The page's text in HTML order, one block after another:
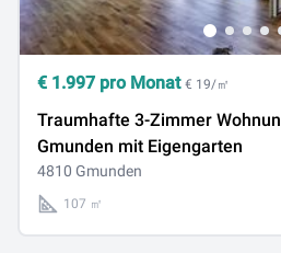
€ 1.997 pro Monat € 19/㎡
Traumhafte 3-Zimmer
Gmunden mit Eigengarten
4810 Gmunden
107 ㎡